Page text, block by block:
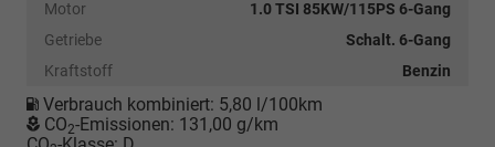
Motor
1.0 TSI 85KW/115PS 6-Gang
Getriebe
Schalt. 6-Gang
Kraftstoff
Benzin
Verbrauch kombiniert: 5,80 l/100km
CO2-Emissionen: 131,00 g/km